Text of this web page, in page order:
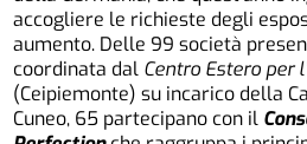
accogliere le richieste degli
aumento. Delle 99 società
coordinata dal Centro Estero per
(Ceipiemonte) su incarico della
Cuneo, 65 partecipano con il